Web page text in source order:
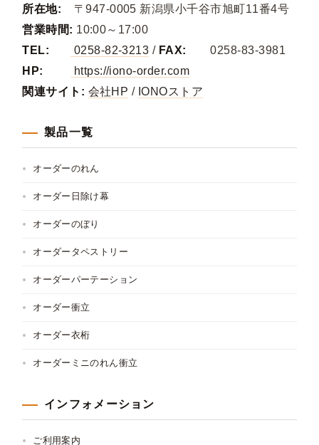
所在地:
〒947-0005 新潟県小千谷市旭町11番4号
営業時間: 10:00～17:00
TEL:
0258-82-3213 / FAX:
0258-83-3981
HP:
https://iono-order.com
関連サイト: 会社HP / IONOストア
製品一覧
オーダーのれん
オーダー日除け幕
オーダーのぼり
オーダータペストリー
オーダーパーテーション
オーダー衝立
オーダー衣桁
オーダーミニのれん衝立
インフォメーション
ご利用案内